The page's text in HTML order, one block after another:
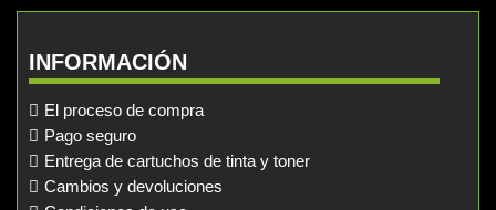
INFORMACIÓN
El proceso de compra
Pago seguro
Entrega de cartuchos de tinta y toner
Cambios y devoluciones